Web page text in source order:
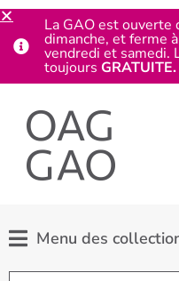
Menu des
La GAO est ouverte
dimanche, et ferme
vendredi et samedi.
toujours GRATUITE.